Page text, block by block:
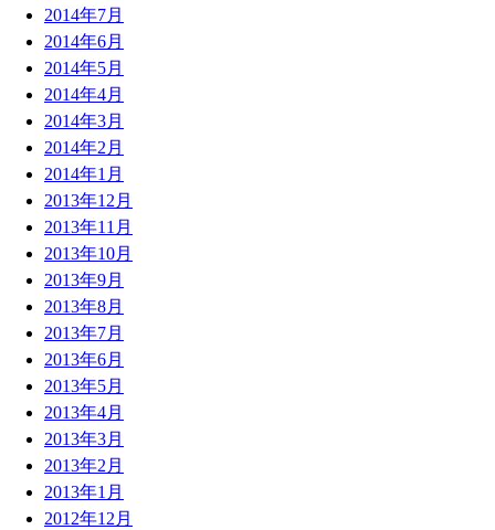
2014年7月
2014年6月
2014年5月
2014年4月
2014年3月
2014年2月
2014年1月
2013年12月
2013年11月
2013年10月
2013年9月
2013年8月
2013年7月
2013年6月
2013年5月
2013年4月
2013年3月
2013年2月
2013年1月
2012年12月